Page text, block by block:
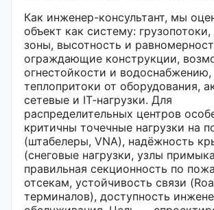
Как инженер-консультант, мы
объект как систему:
зоны, высотность и
ограждающие конструкции,
огнестойкости и водоснабжению,
теплопритоки от оборудования,
сетевые и IT‑нагрузки. Для
распределительных центров
критичны точечные нагрузки на
(штабелеры, VNA), надёжность
(снеговые нагрузки, узлы
правильная секционность по
отсекам, устойчивость связи
терминалов), доступность